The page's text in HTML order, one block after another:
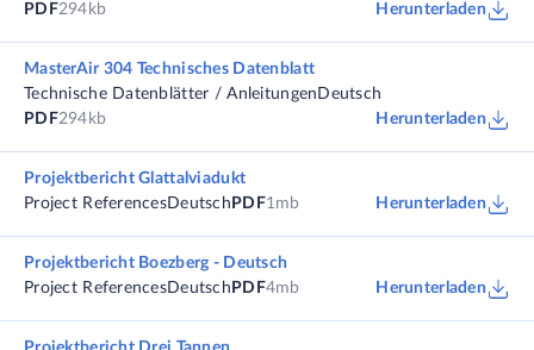
PDF294kb Herunterladen
MasterAir 304 Technisches Datenblatt
Technische Datenblätter / Anleitungen Deutsch
PDF294kb Herunterladen
Projektbericht Glattalviadukt
Project ReferencesDeutsch PDF1mb Herunterladen
Projektbericht Boezberg - Deutsch
Project ReferencesDeutsch PDF4mb Herunterladen